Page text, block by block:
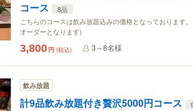
コース
8品
こちらのコースは飲み放題込みの価格となっております
オーダーとなります)
3,800 円 (税込) 3～8名様
飲み放題
計9品飲み放題付き贅沢5000円コース